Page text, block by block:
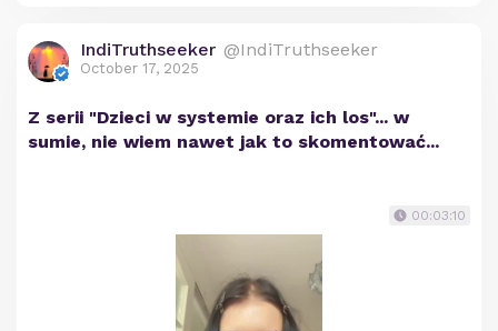
IndiTruthseeker @IndiTruthseeker
October 17, 2025
Z serii "Dzieci w systemie oraz ich los"... w
sumie, nie wiem nawet jak to skomentować...
00:03:10